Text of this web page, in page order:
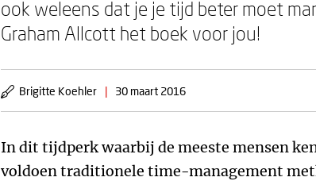
ook weleens dat je je tijd beter moet
Graham Allcott het boek voor jou!
Brigitte Koehler | 30 maart 2016
In dit tijdperk waarbij de meeste mensen
voldoen traditionele time-management